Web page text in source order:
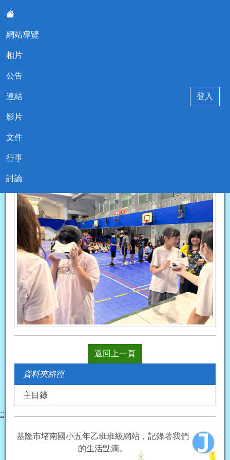
網站導覽
相片
公告
連結
影片
文件
行事
討論
登入
堵南國小114學年度五年乙班
現在位置:相片
IMG_8790
返回上一頁
資料夾路徑
主目錄
基隆市堵南國小五年乙班班級網站，記錄著我們
的生活點滴。